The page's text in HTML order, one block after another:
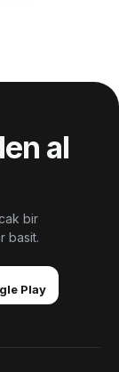
al
bir
basit.
Play